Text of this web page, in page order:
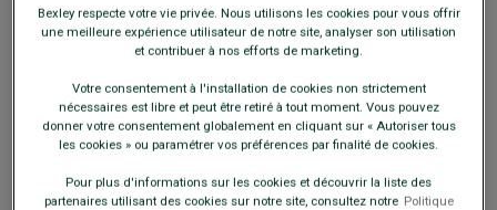
89,00 € FINS DE SÉRIE
COULEURS DISPONIBLES
Bexley respecte votre vie privée. Nous utilisons les cookies pour vous offrir
une meilleure expérience utilisateur de notre site, analyser son utilisation
et contribuer à nos efforts de marketing.
Votre consentement à l'installation de cookies non strictement
nécessaires est libre et peut être retiré à tout moment. Vous pouvez
donner votre consentement globalement en cliquant sur « Autoriser tous
les cookies » ou paramétrer vos préférences par finalité de cookies.
Pour plus d'informations sur les cookies et découvrir la liste des
partenaires utilisant des cookies sur notre site, consultez notre Politique